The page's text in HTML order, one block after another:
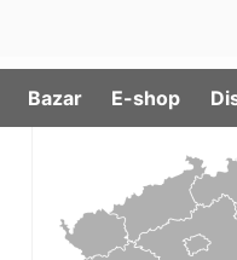
Bazar E-shop